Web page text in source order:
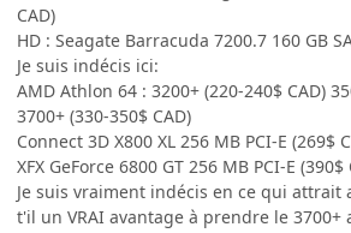
CAD)
HD : Seagate Barracuda 7200.7 160 GB
Je suis indécis ici:
AMD Athlon 64 : 3200+ (220-240$ CAD)
3700+ (330-350$ CAD)
Connect 3D X800 XL 256 MB PCI-E (269$
XFX GeForce 6800 GT 256 MB PCI-E (390$
Je suis vraiment indécis en ce qui attrait
t'il un VRAI avantage à prendre le 3700+